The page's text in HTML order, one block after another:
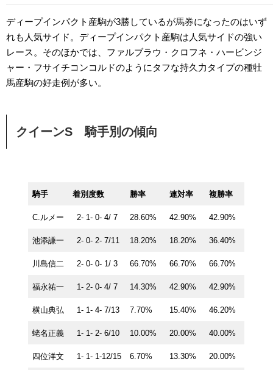
ディープインパクト産駒が3勝しているが馬券になったのはいず
れも人気サイド。ディープインパクト産駒は人気サイドの強い
レース。そのほかでは、ファルブラウ・クロフネ・ハービンジ
ャー・フサイチコンコルドのようにタフな持久力タイプの種牡
馬産駒の好走例が多い。
クイーンS 騎手別の傾向
騎手 着別度数 勝率 連対率 複勝率
C.ルメー 2- 1- 0- 4/ 7 28.60% 42.90% 42.90%
池添謙一 2- 0- 2- 7/11 18.20% 18.20% 36.40%
川島信二 2- 0- 0- 1/ 3 66.70% 66.70% 66.70%
福永祐一 1- 2- 0- 4/ 7 14.30% 42.90% 42.90%
横山典弘 1- 1- 4- 7/13 7.70% 15.40% 46.20%
蛯名正義 1- 1- 2- 6/10 10.00% 20.00% 40.00%
四位洋文 1- 1- 1-12/15 6.70% 13.30% 20.00%